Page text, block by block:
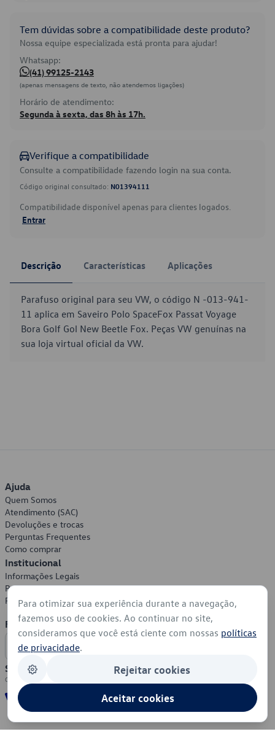
Tem dúvidas sobre a compatibilidade deste produto?
Nossa equipe especializada está pronta para ajudar!
Whatsapp:
(41) 99125-2143
(apenas mensagens de texto, não atendemos ligações)
Horário de atendimento:
Segunda à sexta, das 8h às 17h.
Verifique a compatibilidade
Consulte a compatibilidade fazendo login na sua conta.
Código original consultado: N01394111
Compatibilidade disponível apenas para clientes logados.
Entrar
Descrição Características Aplicações
Parafuso original para seu VW, o código N -013-941-
11 aplica em Saveiro Polo SpaceFox Passat Voyage
Bora Golf Gol New Beetle Fox. Peças VW genuínas na
sua loja virtual oficial da VW.
Ajuda
Quem Somos
Atendimento (SAC)
Devoluções e trocas
Perguntas Frequentes
Como comprar
Institucional
Informações Legais
Política de Privacidade
Política de Cookies
Formas de Pagamento
Segurança
Para otimizar sua experiência durante a navegação,
fazemos uso de cookies. Ao continuar no site,
consideramos que você está ciente com nossas políticas
de privacidade.
Rejeitar cookies
Aceitar cookies